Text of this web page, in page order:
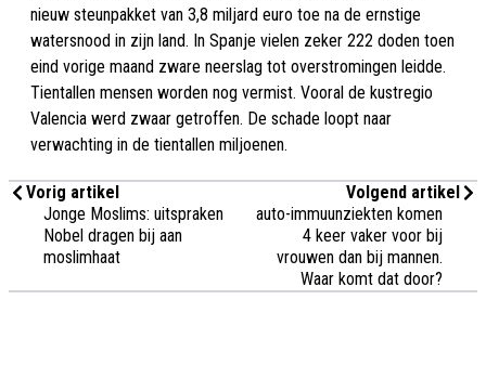
nieuw steunpakket van 3,8 miljard euro toe na de ernstige
watersnood in zijn land. In Spanje vielen zeker 222 doden toen
eind vorige maand zware neerslag tot overstromingen leidde.
Tientallen mensen worden nog vermist. Vooral de kustregio
Valencia werd zwaar getroffen. De schade loopt naar
verwachting in de tientallen miljoenen.
Vorig artikel
Jonge Moslims: uitspraken
Nobel dragen bij aan
moslimhaat
Volgend artikel
auto-immuunziekten komen
4 keer vaker voor bij
vrouwen dan bij mannen.
Waar komt dat door?